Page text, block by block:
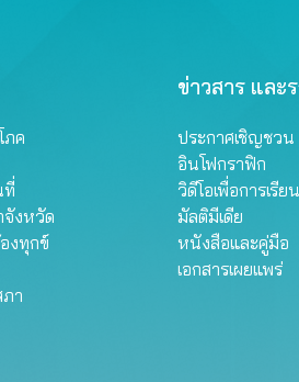
ภค
ที่
งหวัด
งทุกข์
า
ข่าวสาร และ
ประกาศเชิญชวน
อินโฟกราฟิก
วิดีโอเพื่อการเรีย
มัลติมีเดีย
หนังสือและคู่มือ
เอกสารเผยแพร่